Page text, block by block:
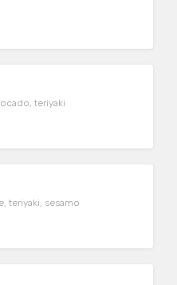
teriyaki
teriyaki, sesamo